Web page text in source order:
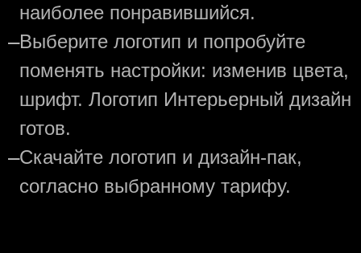
наиболее понравившийся.
—Выберите логотип и попробуйте
поменять настройки: изменив цвета,
шрифт. Логотип Интерьерный дизайн
готов.
—Скачайте логотип и дизайн-пак,
согласно выбранному тарифу.